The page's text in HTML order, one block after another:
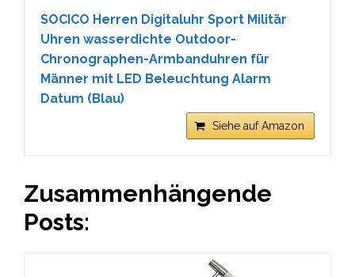
SOCICO Herren Digitaluhr Sport Militär
Uhren wasserdichte Outdoor-
Chronographen-Armbanduhren für
Männer mit LED Beleuchtung Alarm
Datum (Blau)
Siehe auf Amazon
Zusammenhängende
Posts: